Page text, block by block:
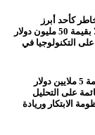
المخاطر كأحد أبرز
المستثمرين في مشهد الاستثمار الإقليمي، حيث تدير أصولًا بقيمة 50 مليون دولار
تعتمد على التكنولوجيا في
كما تدير الشركة محفظة تمويل رأسمال مخاطر بالدين بقيمة 5 ملايين دولار
على التحليل
الابتكار وريادة